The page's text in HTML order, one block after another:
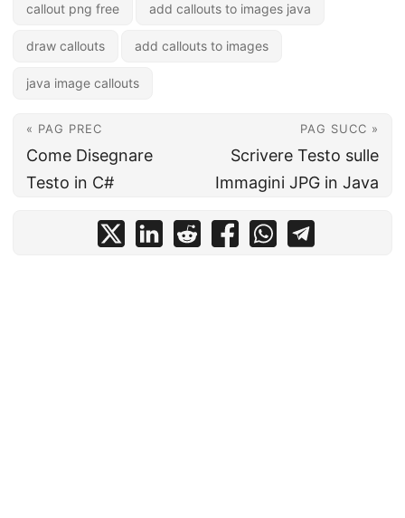
callout png free add callouts to images java
draw callouts add callouts to images
java image callouts
« PAG PREC
Come Disegnare
Testo in C#
PAG SUCC »
Scrivere Testo sulle
Immagini JPG in Java